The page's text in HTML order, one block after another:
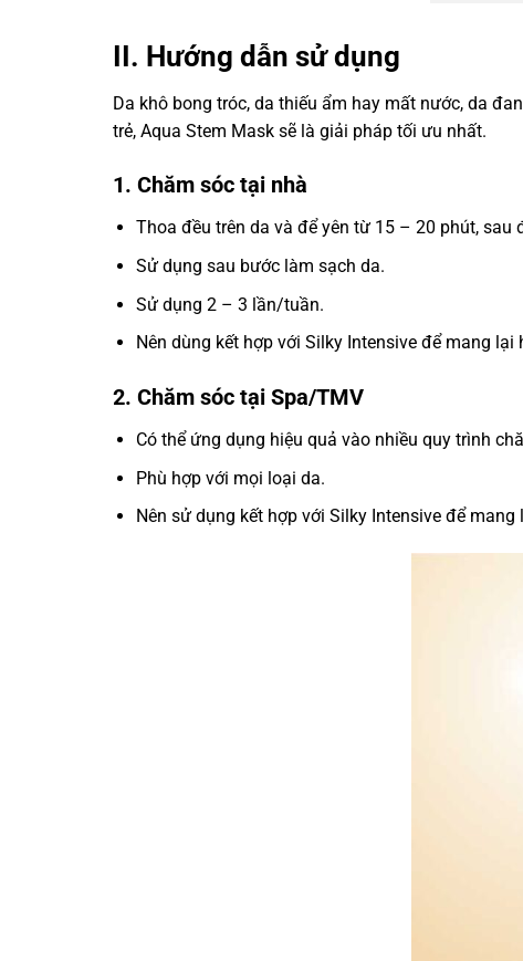
II. Hướng dẫn sử dụng
Da khô bong tróc, da thiếu ẩm hay mất nước, da
trẻ, Aqua Stem Mask sẽ là giải pháp tối ưu nhất.
1. Chăm sóc tại nhà
Thoa đều trên da và để yên từ 15 – 20 phút, sau
Sử dụng sau bước làm sạch da.
Sử dụng 2 – 3 lần/tuần.
Nên dùng kết hợp với Silky Intensive để mang lại
2. Chăm sóc tại Spa/TMV
Có thể ứng dụng hiệu quả vào nhiều quy trình
Phù hợp với mọi loại da.
Nên sử dụng kết hợp với Silky Intensive để